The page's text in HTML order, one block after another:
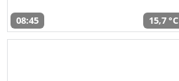
08:45 15,7 °C